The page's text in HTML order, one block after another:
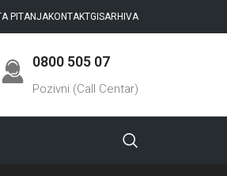
PITANJAKONTAKTGISARHIVA
0800 505 07
Pozivni (Call Centar)